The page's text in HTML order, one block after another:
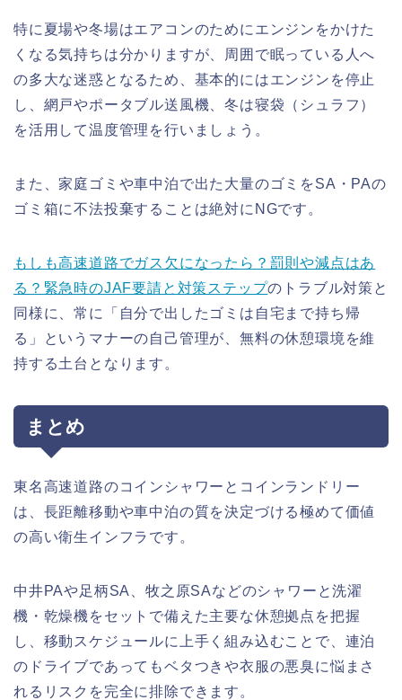
特に夏場や冬場はエアコンのためにエンジンをかけた
くなる気持ちは分かりますが、周囲で眠っている人へ
の多大な迷惑となるため、基本的にはエンジンを停止
し、網戸やポータブル送風機、冬は寝袋（シュラフ）
を活用して温度管理を行いましょう。
また、家庭ゴミや車中泊で出た大量のゴミをSA・PAの
ゴミ箱に不法投棄することは絶対にNGです。
もしも高速道路でガス欠になったら？罰則や減点はあ
る？緊急時のJAF要請と対策ステップのトラブル対策と
同様に、常に「自分で出したゴミは自宅まで持ち帰
る」というマナーの自己管理が、無料の休憩環境を維
持する土台となります。
まとめ
東名高速道路のコインシャワーとコインランドリー
は、長距離移動や車中泊の質を決定づける極めて価値
の高い衛生インフラです。
中井PAや足柄SA、牧之原SAなどのシャワーと洗濯
機・乾燥機をセットで備えた主要な休憩拠点を把握
し、移動スケジュールに上手く組み込むことで、連泊
のドライブであってもベタつきや衣服の悪臭に悩まさ
れるリスクを完全に排除できます。